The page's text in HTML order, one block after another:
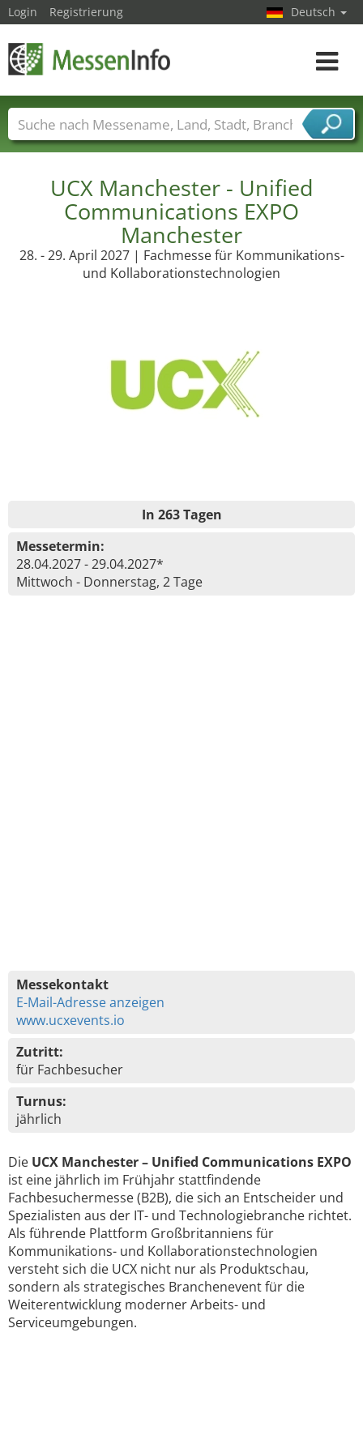
UCX Manchester - Unified
Communications EXPO
Manchester
28. - 29. April 2027 | Fachmesse für Kommunikations-
und Kollaborationstechnologien
In 263 Tagen
Messetermin:
28.04.2027 - 29.04.2027*
Mittwoch - Donnerstag, 2 Tage
Messekontakt
E-Mail-Adresse anzeigen
www.ucxevents.io
Zutritt:
für Fachbesucher
Turnus:
jährlich
Die UCX Manchester – Unified Communications EXPO
ist eine jährlich im Frühjahr stattfindende
Fachbesuchermesse (B2B), die sich an Entscheider und
Spezialisten aus der IT- und Technologiebranche richtet.
Als führende Plattform Großbritanniens für
Kommunikations- und Kollaborationstechnologien
versteht sich die UCX nicht nur als Produktschau,
sondern als strategisches Branchenevent für die
Weiterentwicklung moderner Arbeits- und
Serviceumgebungen.
Login Registrierung Deutsch
Toggle
Messenamen Länder Städte
Branchen